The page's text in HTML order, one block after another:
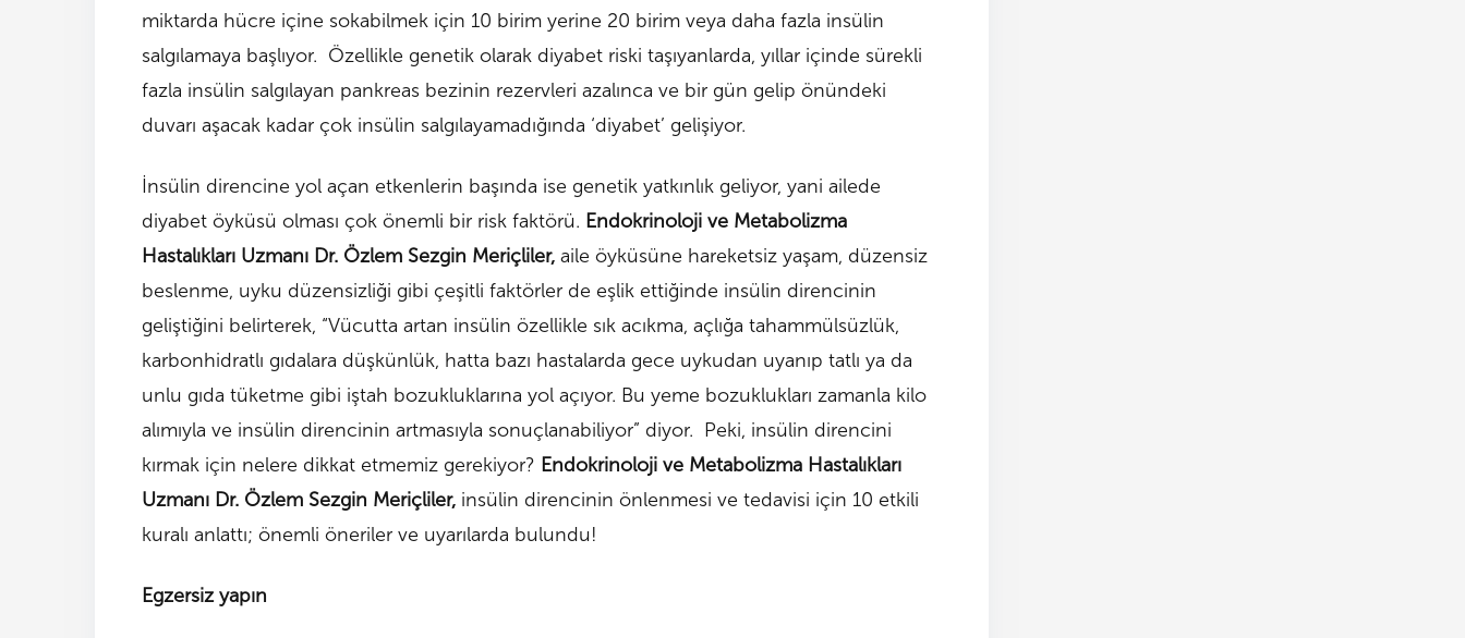
miktarda hücre içine sokabilmek için 10 birim yerine 20 birim veya daha fazla insülin
salgılamaya başlıyor. Özellikle genetik olarak diyabet riski taşıyanlarda, yıllar içinde sürekli
fazla insülin salgılayan pankreas bezinin rezervleri azalınca ve bir gün gelip önündeki
duvarı aşacak kadar çok insülin salgılayamadığında ‘diyabet’ gelişiyor.
İnsülin direncine yol açan etkenlerin başında ise genetik yatkınlık geliyor, yani ailede
diyabet öyküsü olması çok önemli bir risk faktörü. Endokrinoloji ve Metabolizma
Hastalıkları Uzmanı Dr. Özlem Sezgin Meriçliler,aile öyküsüne hareketsiz yaşam, düzensiz
beslenme, uyku düzensizliği gibi çeşitli faktörler de eşlik ettiğinde insülin direncinin
geliştiğini belirterek, “Vücutta artan insülin özellikle sık acıkma, açlığa tahammülsüzlük,
karbonhidratlı gıdalara düşkünlük, hatta bazı hastalarda gece uykudan uyanıp tatlı ya da
unlu gıda tüketme gibi iştah bozukluklarına yol açıyor. Bu yeme bozuklukları zamanla kilo
alımıyla ve insülin direncinin artmasıyla sonuçlanabiliyor” diyor. Peki, insülin direncini
kırmak için nelere dikkat etmemiz gerekiyor? Endokrinoloji ve Metabolizma Hastalıkları
Uzmanı Dr. Özlem Sezgin Meriçliler,insülin direncinin önlenmesi ve tedavisi için 10 etkili
kuralı anlattı; önemli öneriler ve uyarılarda bulundu!
Egzersiz yapın